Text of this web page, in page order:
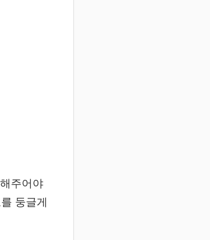
주어야
둥글게